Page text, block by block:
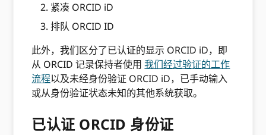
紧凑 ORCID iD
排队 ORCID ID
此外，我们区分了已认证的显示 ORCID iD，即
从 ORCID 记录保持者使用我们经过验证的工作
流程以及未经身份验证 ORCID iD，已手动输入
或从身份验证状态未知的其他系统获取。
已认证 ORCID 身份证